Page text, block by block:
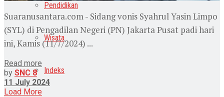
Pendidikan
Wisata
Indeks
Suaranusantara.com - Sidang vonis Syahrul Yasin Limpo
(SYL) di Pengadilan Negeri (PN) Jakarta Pusat padi hari
ini, Kamis (11/7/2024) ...
Read more
by SNC 8
11 July 2024
Load More